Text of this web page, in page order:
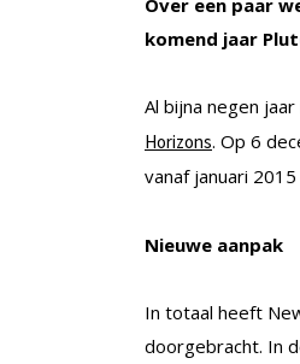
Over een paar
komend jaar
Al bijna negen
Horizons. Op 6
vanaf januari
Nieuwe aanpak
In totaal heeft
doorgebracht. In